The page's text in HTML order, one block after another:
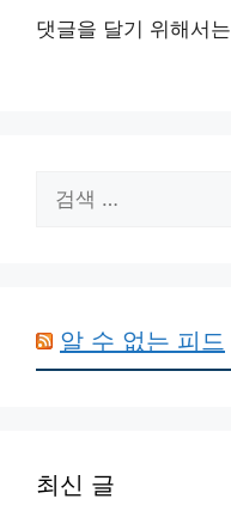
댓글을 달기 위해서는
색:
알 수 없는 피드
최신 글